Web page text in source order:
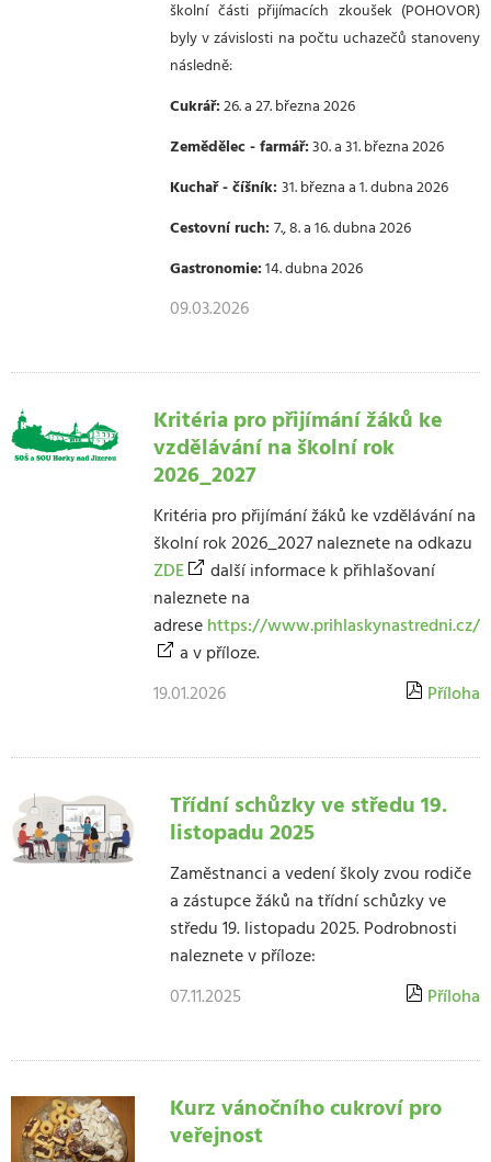
školní části přijímacích zkoušek (POHOVOR)
byly v závislosti na počtu uchazečů stanoveny
následně:
Cukrář:26. a 27. března 2026
Zemědělec - farmář:30. a 31. března 2026
Kuchař - číšník:31. března a 1. dubna 2026
Cestovní ruch:7., 8. a 16. dubna 2026
Gastronomie:14. dubna 2026
09.03.2026
Kritéria pro přijímání žáků ke
vzdělávání na školní rok
2026_2027
Kritéria pro přijímání žáků ke vzdělávání na
školní rok 2026_2027 naleznete na odkazu
ZDE
další informace k přihlašovaní
naleznete na
adresehttps://www.prihlaskynastredni.cz/
a v příloze.
19.01.2026
Příloha
Třídní schůzky ve středu 19.
listopadu 2025
Zaměstnanci a vedení školy zvou rodiče
a zástupce žáků na třídní schůzky ve
středu 19. listopadu 2025. Podrobnosti
naleznete v příloze:
07.11.2025
Příloha
Kurz vánočního cukroví pro
veřejnost